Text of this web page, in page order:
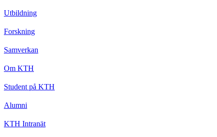
Utbildning
Forskning
Samverkan
Om KTH
Student på KTH
Alumni
KTH Intranät